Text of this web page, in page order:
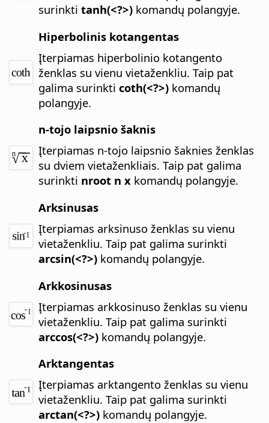
surinktitanh(<?>) komandų polangyje.
Hiperbolinis kotangentas
Įterpiamas hiperbolinio kotangento
ženklas su vienu vietaženkliu. Taip pat
galima surinkticoth(<?>) komandų
polangyje.
n-tojo laipsnio šaknis
Įterpiamas n-tojo laipsnio šaknies ženklas
su dviem vietaženkliais. Taip pat galima
surinkti nroot n x komandų polangyje.
Arksinusas
Įterpiamas arksinuso ženklas su vienu
vietaženkliu. Taip pat galima surinkti
arcsin(<?>) komandų polangyje.
Arkkosinusas
Įterpiamas arkkosinuso ženklas su vienu
vietaženkliu. Taip pat galima surinkti
arccos(<?>) komandų polangyje.
Arktangentas
Įterpiamas arktangento ženklas su vienu
vietaženkliu. Taip pat galima surinkti
arctan(<?>) komandų polangyje.